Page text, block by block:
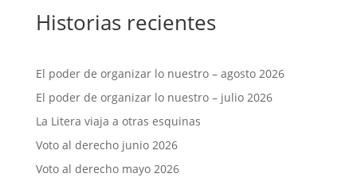
Historias recientes
El poder de organizar lo nuestro – agosto 2026
El poder de organizar lo nuestro – julio 2026
La Litera viaja a otras esquinas
Voto al derecho junio 2026
Voto al derecho mayo 2026